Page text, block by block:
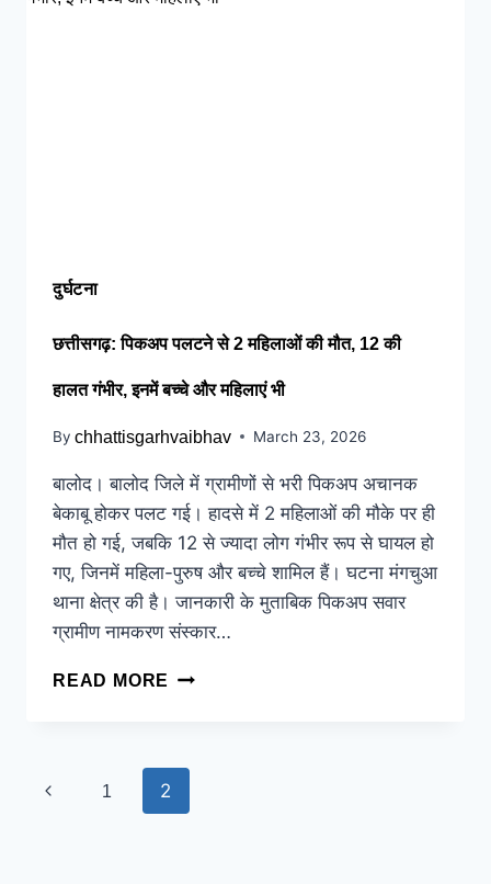
दुर्घटना
छत्तीसगढ़: पिकअप पलटने से 2 महिलाओं की मौत, 12 की
हालत गंभीर, इनमें बच्चे और महिलाएं भी
By chhattisgarhvaibhav March 23, 2026
बालोद। बालोद जिले में ग्रामीणों से भरी पिकअप अचानक
बेकाबू होकर पलट गई। हादसे में 2 महिलाओं की मौके पर ही
मौत हो गई, जबकि 12 से ज्यादा लोग गंभीर रूप से घायल हो
गए, जिनमें महिला-पुरुष और बच्चे शामिल हैं। घटना मंगचुआ
थाना क्षेत्र की है। जानकारी के मुताबिक पिकअप सवार
ग्रामीण नामकरण संस्कार…
READ MORE
1 2